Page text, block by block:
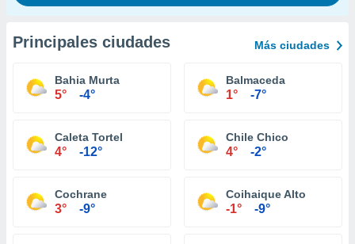
Principales ciudades Más ciudades
Bahia Murta
5° -4°
Balmaceda
1° -7°
Caleta Tortel
4° -12°
Chile Chico
4° -2°
Cochrane
3° -9°
Coihaique Alto
-1° -9°